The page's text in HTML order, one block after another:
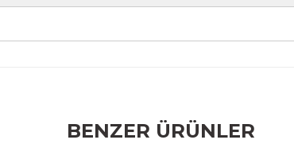
BENZER ÜRÜNLER